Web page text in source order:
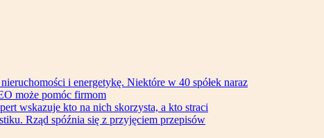
i energetykę. Niektóre w 40 spółek naraz
może pomóc firmom
wskazuje kto na nich skorzysta, a kto straci
Rząd spóźnia się z przyjęciem przepisów